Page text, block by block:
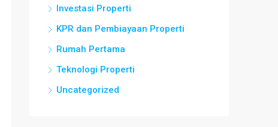
Investasi Properti
KPR dan Pembiayaan Properti
Rumah Pertama
Teknologi Properti
Uncategorized